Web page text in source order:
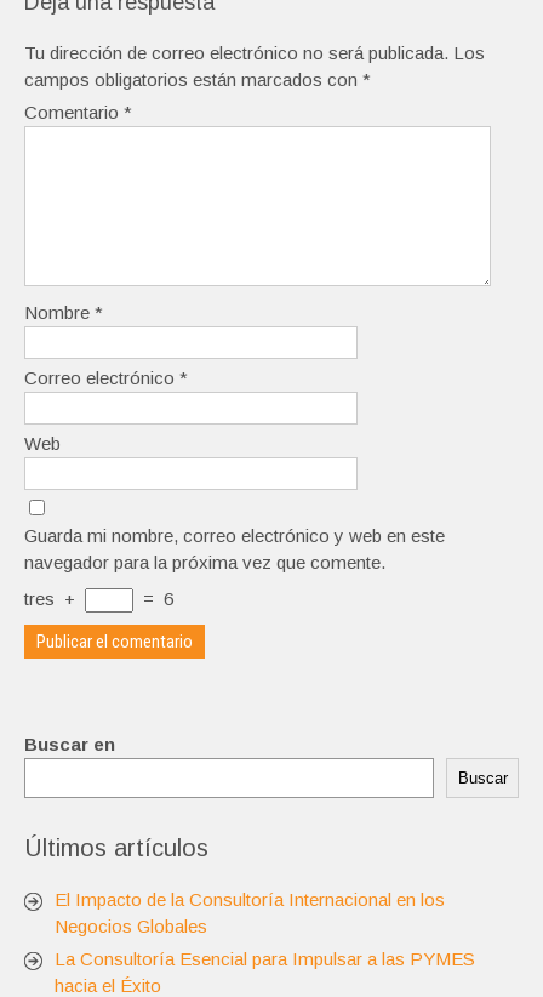
Tu dirección de correo electrónico no será publicada. Los
campos obligatorios están marcados con *
Comentario *
Nombre *
Correo electrónico *
Web
Guarda mi nombre, correo electrónico y web en este
navegador para la próxima vez que comente.
tres + = 6
Buscar en
Buscar
Últimos artículos
El Impacto de la Consultoría Internacional en los
Negocios Globales
La Consultoría Esencial para Impulsar a las PYMES
hacia el Éxito